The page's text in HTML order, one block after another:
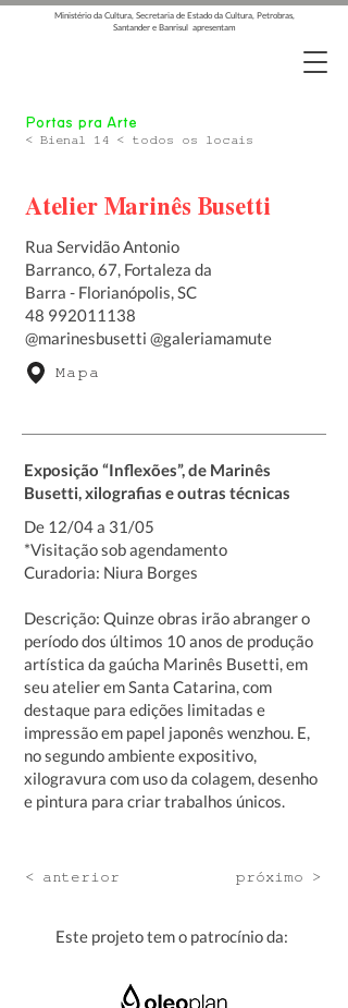
Ministério da Cultura, Secretaria de Estado da Cultura, Petrobras,
Santander e Banrisul apresentam
< Bienal 14 < todos os locais
Portas pra Arte
Atelier Marinês Busetti
Rua Servidão Antonio
Barranco, 67, Fortaleza da
Barra - Florianópolis, SC
48 992011138
@marinesbusetti @galeriamamute
Mapa
Exposição “Inflexões”, de Marinês
Busetti, xilografias e outras técnicas
De 12/04 a 31/05
*Visitação sob agendamento
Curadoria: Niura Borges
Descrição: Quinze obras irão abranger o
período dos últimos 10 anos de produção
artística da gaúcha Marinês Busetti, em
seu atelier em Santa Catarina, com
destaque para edições limitadas e
impressão em papel japonês wenzhou. E,
no segundo ambiente expositivo,
xilogravura com uso da colagem, desenho
e pintura para criar trabalhos únicos.
< anterior próximo >
Este projeto tem o patrocínio da: